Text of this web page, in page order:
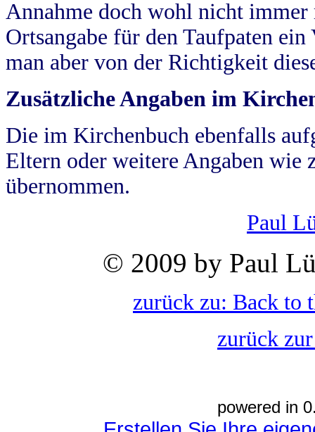
Annahme doch wohl nicht
Ortsangabe für den Taufpaten
man aber von der Richtigkeit
Zusätzliche Angaben im
Die im Kirchenbuch ebenfalls
Eltern oder weitere Angaben wie
übernommen.
Paul
© 2009 by Paul
zurück zu: Back to
zurück
powered in